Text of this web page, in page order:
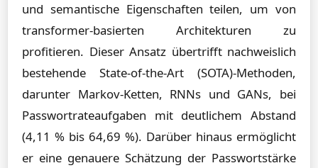
und semantische Eigenschaften teilen, um von
transformer-basierten Architekturen zu
profitieren. Dieser Ansatz übertrifft nachweislich
bestehende State-of-the-Art (SOTA)-Methoden,
darunter Markov-Ketten, RNNs und GANs, bei
Passwortrateaufgaben mit deutlichem Abstand
(4,11 % bis 64,69 %). Darüber hinaus ermöglicht
er eine genauere Schätzung der Passwortstärke